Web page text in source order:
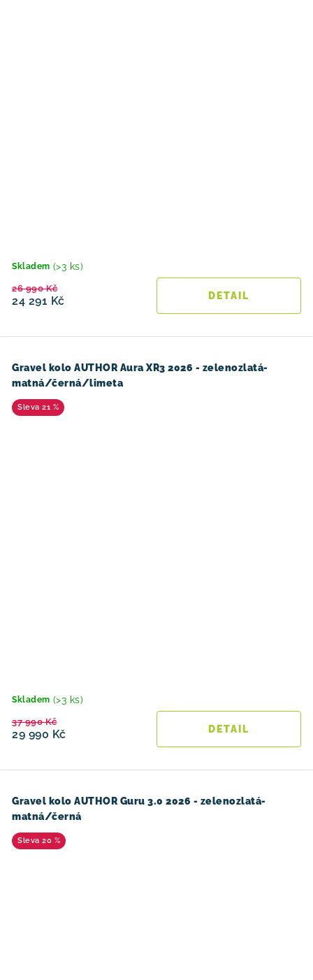
Skladem (>3 ks)
24 291 Kč
26 990 Kč
Gravel kolo AUTHOR Aura XR3 2026 - zelenozlatá-
matná/černá/limeta
21 %
Skladem (>3 ks)
29 990 Kč
37 990 Kč
Gravel kolo AUTHOR Guru 3.0 2026 - zelenozlatá-
matná/černá
20 %